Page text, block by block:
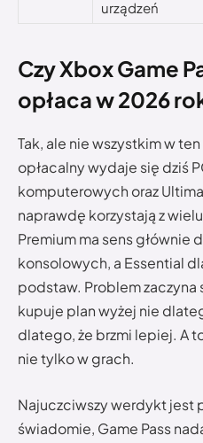
urządzeń
Czy Xbox Game
opłaca w 2026
Tak, ale nie wszystkim w
opłacalny wydaje się dziś
komputerowych oraz
naprawdę korzystają z
Premium ma sens głównie
konsolowych, a Essential
podstaw. Problem zaczyna
kupuje plan wyżej nie
dlatego, że brzmi lepiej. A
nie tylko w grach.
Najuczciwszy werdykt jest
świadomie, Game Pass